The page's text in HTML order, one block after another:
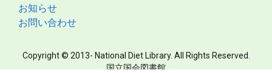
お知らせ
お問い合わせ
Copyright © 2013- National Diet Library. All Rights Reserved.